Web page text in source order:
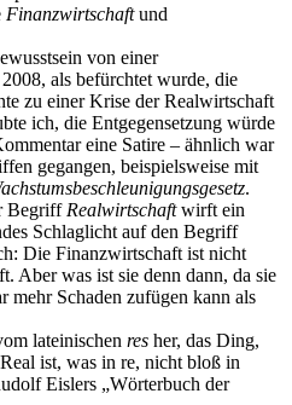
Finanzwirtschaftund
von einer
als befürchtet wurde, die
zu einer Krise der Realwirtschaft
ich, die Entgegensetzung würde
eine Satire – ähnlich war
gegangen, beispielsweise mit
.
Begriff Realwirtschaftwirft ein
Schlaglicht auf den Begriff
Die Finanzwirtschaft ist nicht
Aber was ist sie denn dann, da sie
mehr Schaden zufügen kann als
lateinischen res her, das Ding,
ist, was in re, nicht bloß in
Eislers „Wörterbuch der